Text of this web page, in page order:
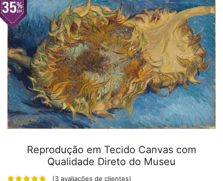
Reprodução em Tecido Canvas com
Qualidade Direto do Museu
(3 avaliações de clientes)